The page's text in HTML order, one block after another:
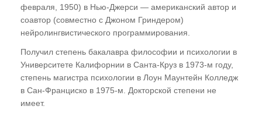
февраля, 1950) в Нью-Джерси — американский автор и
соавтор (совместно с Джоном Гриндером)
нейролингвистического программирования.
Получил степень бакалавра философии и психологии в
Университете Калифорнии в Санта-Круз в 1973-м году,
степень магистра психологии в Лоун Маунтейн Колледж
в Сан-Франциско в 1975-м. Докторской степени не
имеет.